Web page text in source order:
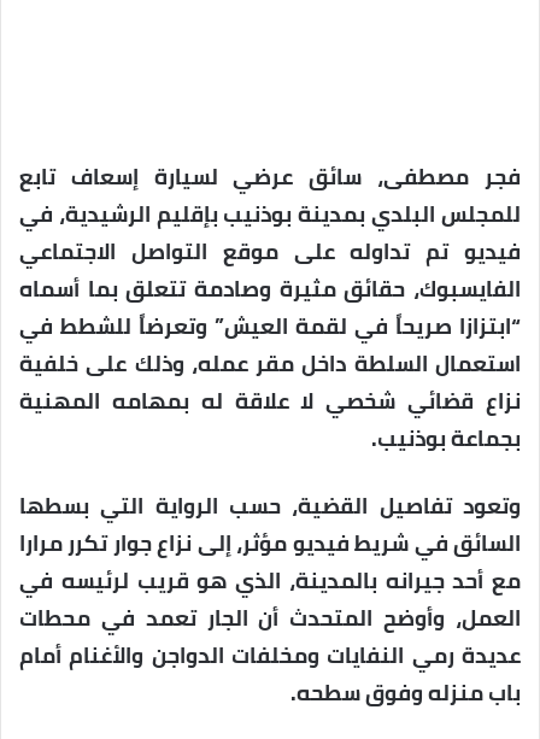
فجر مصطفى، سائق عرضي لسيارة إسعاف تابع
للمجلس البلدي بمدينة بوذنيب بإقليم الرشيدية، في
فيديو تم تداوله على موقع التواصل الاجتماعي
الفايسبوك، حقائق مثيرة وصادمة تتعلق بما أسماه
“ابتزازا صريحاً في لقمة العيش” وتعرضاً للشطط في
استعمال السلطة داخل مقر عمله، وذلك على خلفية
نزاع قضائي شخصي لا علاقة له بمهامه المهنية
بجماعة بوذنيب.
وتعود تفاصيل القضية، حسب الرواية التي بسطها
السائق في شريط فيديو مؤثر، إلى نزاع جوار تكرر مرارا
مع أحد جيرانه بالمدينة، الذي هو قريب لرئيسه في
العمل، وأوضح المتحدث أن الجار تعمد في محطات
عديدة رمي النفايات ومخلفات الدواجن والأغنام أمام
باب منزله وفوق سطحه.